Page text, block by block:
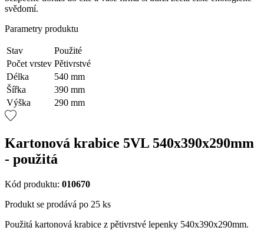
svědomí.
Parametry produktu
Stav
Použité
Počet vrstev Pětivrstvé
Délka
540 mm
Šířka
390 mm
Výška
290 mm
Kartonová krabice 5VL 540x390x290mm
- použitá
Kód produktu: 010670
Produkt se prodává po 25 ks
Použitá kartonová krabice z pětivrstvé lepenky 540x390x290mm.